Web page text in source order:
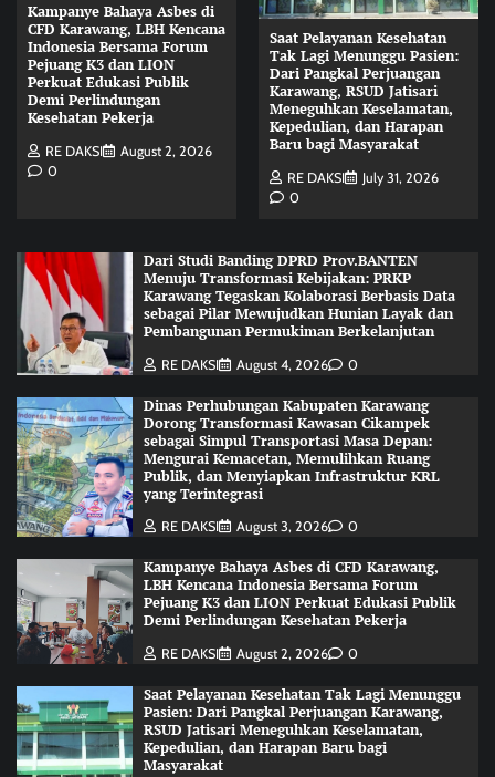
Kampanye Bahaya Asbes di
CFD Karawang, LBH Kencana
Indonesia Bersama Forum
Pejuang K3 dan LION
Perkuat Edukasi Publik
Demi Perlindungan
Kesehatan Pekerja
RE DAKSI
August 2, 2026
0
Saat Pelayanan Kesehatan
Tak Lagi Menunggu Pasien:
Dari Pangkal Perjuangan
Karawang, RSUD Jatisari
Meneguhkan Keselamatan,
Kepedulian, dan Harapan
Baru bagi Masyarakat
RE DAKSI
July 31, 2026
0
Dari Studi Banding DPRD Prov.BANTEN
Menuju Transformasi Kebijakan: PRKP
Karawang Tegaskan Kolaborasi Berbasis Data
sebagai Pilar Mewujudkan Hunian Layak dan
Pembangunan Permukiman Berkelanjutan
RE DAKSI August 4, 2026 0
Dinas Perhubungan Kabupaten Karawang
Dorong Transformasi Kawasan Cikampek
sebagai Simpul Transportasi Masa Depan:
Mengurai Kemacetan, Memulihkan Ruang
Publik, dan Menyiapkan Infrastruktur KRL
yang Terintegrasi
RE DAKSI August 3, 2026 0
Kampanye Bahaya Asbes di CFD Karawang,
LBH Kencana Indonesia Bersama Forum
Pejuang K3 dan LION Perkuat Edukasi Publik
Demi Perlindungan Kesehatan Pekerja
RE DAKSI August 2, 2026 0
Saat Pelayanan Kesehatan Tak Lagi Menunggu
Pasien: Dari Pangkal Perjuangan Karawang,
RSUD Jatisari Meneguhkan Keselamatan,
Kepedulian, dan Harapan Baru bagi
Masyarakat